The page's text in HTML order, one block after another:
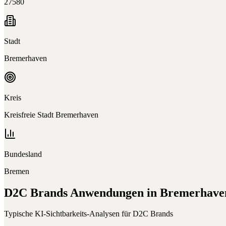
Stadt
Bremerhaven
Kreis
Kreisfreie Stadt Bremerhaven
Bundesland
Bremen
D2C Brands Anwendungen in
Typische KI-Sichtbarkeits-Analysen fürD2C Brands